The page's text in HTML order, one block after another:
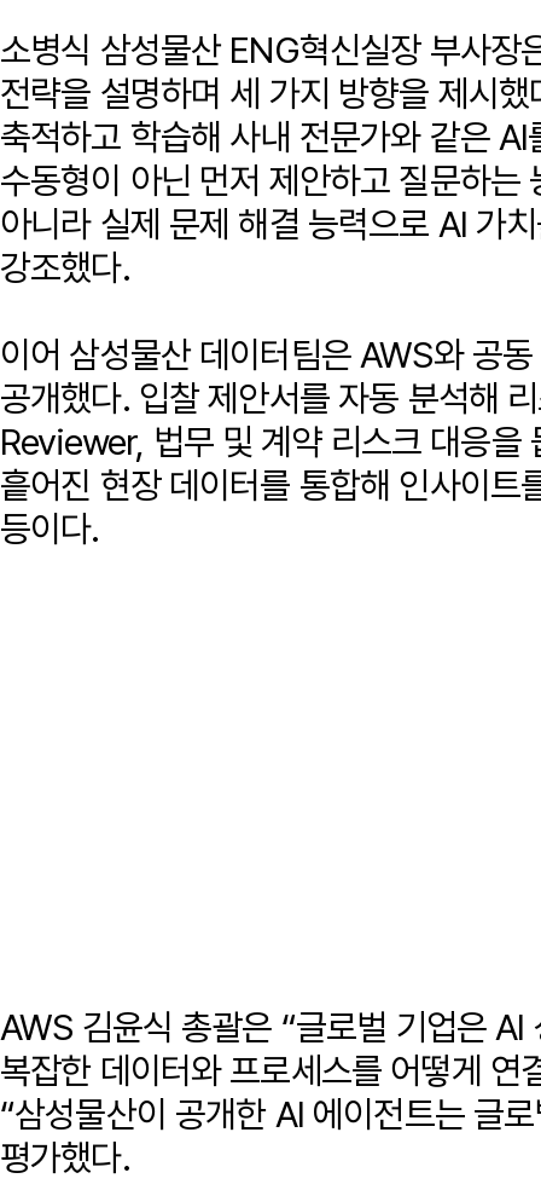
소병식 삼성물산 ENG혁신실장 부사장
전략을 설명하며 세 가지 방향을 제시
축적하고 학습해 사내 전문가와 같은
수동형이 아닌 먼저 제안하고 질문하는
아니라 실제 문제 해결 능력으로 AI 가
강조했다.
이어 삼성물산 데이터팀은 AWS와 공
공개했다. 입찰 제안서를 자동 분석해
Reviewer, 법무 및 계약 리스크 대응
흩어진 현장 데이터를 통합해 인사이
등이다.
AWS 김윤식 총괄은 “글로벌 기업은
복잡한 데이터와 프로세스를 어떻게 연
“삼성물산이 공개한 AI 에이전트는 글
평가했다.